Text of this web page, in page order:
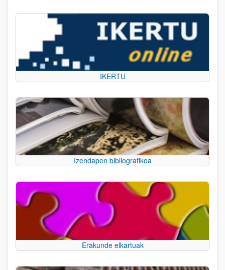
IKERTU
Izendapen bibliografikoa
Erakunde elkartuak